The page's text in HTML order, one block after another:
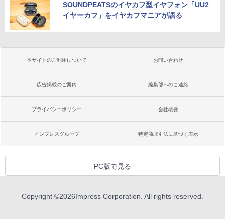
SOUNDPEATSのイヤカフ型イヤフォン「UU2
イヤーカフ」をイヤカフマニアが語る
本サイトのご利用について お問い合わせ
広告掲載のご案内 編集部へのご連絡
プライバシーポリシー 会社概要
インプレスグループ 特定商取引法に基づく表示
PC版で見る
Copyright ©2026Impress Corporation. All rights reserved.